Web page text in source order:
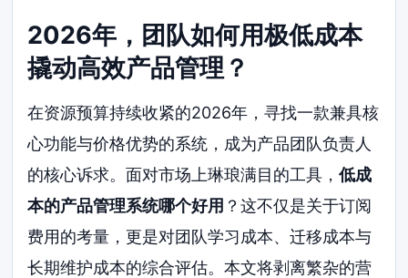
2026年，团队如何用极低成本
撬动高效产品管理？
在资源预算持续收紧的2026年，寻找一款兼具核
心功能与价格优势的系统，成为产品团队负责人
的核心诉求。面对市场上琳琅满目的工具，低成
本的产品管理系统哪个好用 ？这不仅是关于订阅
费用的考量，更是对团队学习成本、迁移成本与
长期维护成本的综合评估。本文将剥离繁杂的营